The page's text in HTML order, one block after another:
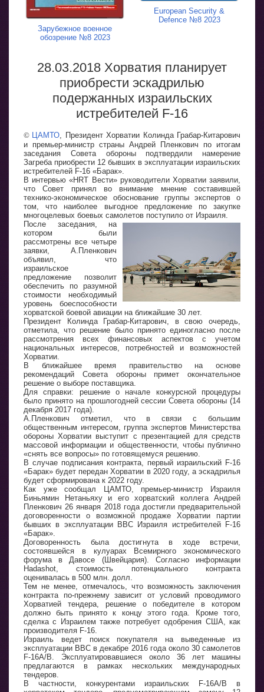
Зарубежное военное
обозрение №8 2023
European Security &
Defence №8 2023
28.03.2018 Хорватия планирует
приобрести эскадрилью
подержанных израильских
истребителей F-16
© ЦАМТО , Президент Хорватии Колинда Грабар-Китарович
и премьер-министр страны Андрей Пленкович по итогам
заседания Совета обороны подтвердили намерение
Загреба приобрести 12 бывших в эксплуатации израильских
истребителей F-16 «Барак».
В интервью «HRT Вести» руководители Хорватии заявили,
что Совет принял во внимание мнение составившей
технико-экономическое обоснование группы экспертов о
том, что наиболее выгодное предложение по закупке
многоцелевых боевых самолетов поступило от Израиля.
После заседания, на
котором были
рассмотрены все четыре
заявки, А.Пленкович
объявил, что
израильское
предложение позволит
обеспечить по разумной
стоимости необходимый
уровень боеспособности
хорватской боевой авиации на ближайшие 30 лет.
Президент Колинда Грабар-Китарович, в свою очередь,
отметила, что решение было принято единогласно после
рассмотрения всех финансовых аспектов с учетом
национальных интересов, потребностей и возможностей
Хорватии.
В ближайшее время правительство на основе
рекомендаций Совета обороны примет окончательное
решение о выборе поставщика.
Для справки: решение о начале конкурсной процедуры
было принято на прошлогодней сессии Совета обороны (14
декабря 2017 года).
А.Пленкович отметил, что в связи с большим
общественным интересом, группа экспертов Министерства
обороны Хорватии выступит с презентацией для средств
массовой информации и общественности, чтобы публично
«снять все вопросы» по готовящемуся решению.
В случае подписания контракта, первый израильский F-16
«Барак» будет передан Хорватии в 2020 году, а эскадрилья
будет сформирована к 2022 году.
Как уже сообщал ЦАМТО, премьер-министр Израиля
Биньямин Нетаньяху и его хорватский коллега Андрей
Пленкович 26 января 2018 года достигли предварительной
договоренности о возможной продаже Хорватии партии
бывших в эксплуатации ВВС Израиля истребителей F-16
«Барак».
Договоренность была достигнута в ходе встречи,
состоявшейся в кулуарах Всемирного экономического
форума в Давосе (Швейцария). Согласно информации
Hadashot, стоимость потенциального контракта
оценивалась в 500 млн. долл.
Тем не менее, отмечалось, что возможность заключения
контракта по-прежнему зависит от условий проводимого
Хорватией тендера, решение о победителе в котором
должно быть принято к концу этого года. Кроме того,
сделка с Израилем также потребует одобрения США, как
производителя F-16.
Израиль ведет поиск покупателя на выведенные из
эксплуатации ВВС в декабре 2016 года около 30 самолетов
F-16A/B. Эксплуатировавшиеся около 36 лет машины
предлагаются в рамках нескольких международных
тендеров.
В частности, конкурентами израильских F-16A/B в